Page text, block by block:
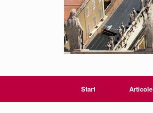
Start Articole